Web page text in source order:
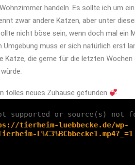
handeln. Es sollte ich um
zwar andere Katzen, aber unter
nicht böse sein, wenn doch mal ein
Umgebung muss er sich natürlich erst
Katze, die gerne für die letzten
tolles neues Zuhause gefunden
supported or source(s) not
tierheim-luebbecke.de/wp-
L%C3%BCbbecke1.mp4?_=1